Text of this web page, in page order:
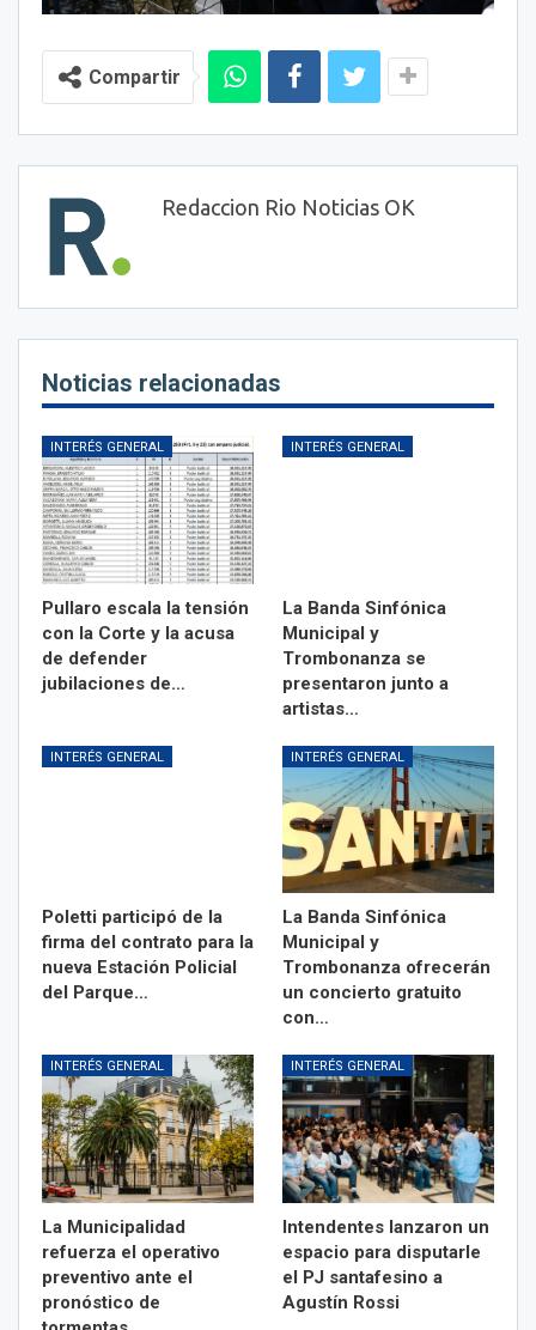
Compartir
Redaccion Rio Noticias OK
Noticias relacionadas
INTERÉS GENERAL
Pullaro escala la tensión
con la Corte y la acusa
de defender
jubilaciones de…
INTERÉS GENERAL
La Banda Sinfónica
Municipal y
Trombonanza se
presentaron junto a
artistas…
INTERÉS GENERAL
Poletti participó de la
firma del contrato para la
nueva Estación Policial
del Parque…
INTERÉS GENERAL
La Banda Sinfónica
Municipal y
Trombonanza ofrecerán
un concierto gratuito
con…
INTERÉS GENERAL
La Municipalidad
refuerza el operativo
preventivo ante el
pronóstico de
INTERÉS GENERAL
Intendentes lanzaron un
espacio para disputarle
el PJ santafesino a
Agustín Rossi